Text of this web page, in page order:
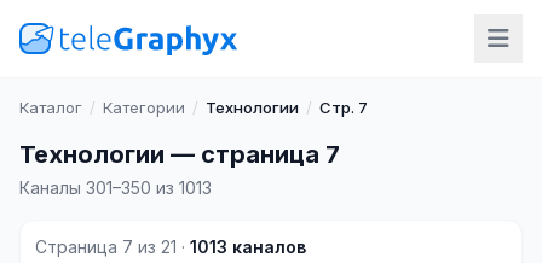
Каталог / Категории / Технологии / Стр. 7
Технологии — страница 7
Каналы 301–350 из 1013
Страница 7 из 21 · 1013 каналов